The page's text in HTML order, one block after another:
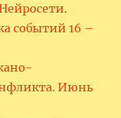
событий 16 –
Июнь